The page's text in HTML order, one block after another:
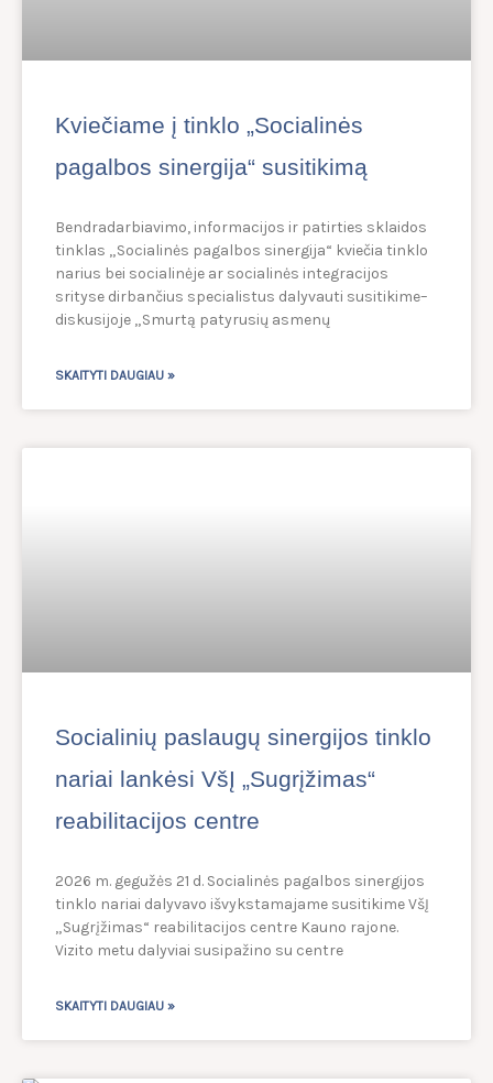
Kviečiame į tinklo „Socialinės
pagalbos sinergija“ susitikimą
Bendradarbiavimo, informacijos ir patirties sklaidos
tinklas „Socialinės pagalbos sinergija“ kviečia tinklo
narius bei socialinėje ar socialinės integracijos
srityse dirbančius specialistus dalyvauti susitikime–
diskusijoje „Smurtą patyrusių asmenų
SKAITYTI DAUGIAU »
Socialinių paslaugų sinergijos tinklo
nariai lankėsi VšĮ „Sugrįžimas“
reabilitacijos centre
2026 m. gegužės 21 d. Socialinės pagalbos sinergijos
tinklo nariai dalyvavo išvykstamajame susitikime VšĮ
„Sugrįžimas“ reabilitacijos centre Kauno rajone.
Vizito metu dalyviai susipažino su centre
SKAITYTI DAUGIAU »